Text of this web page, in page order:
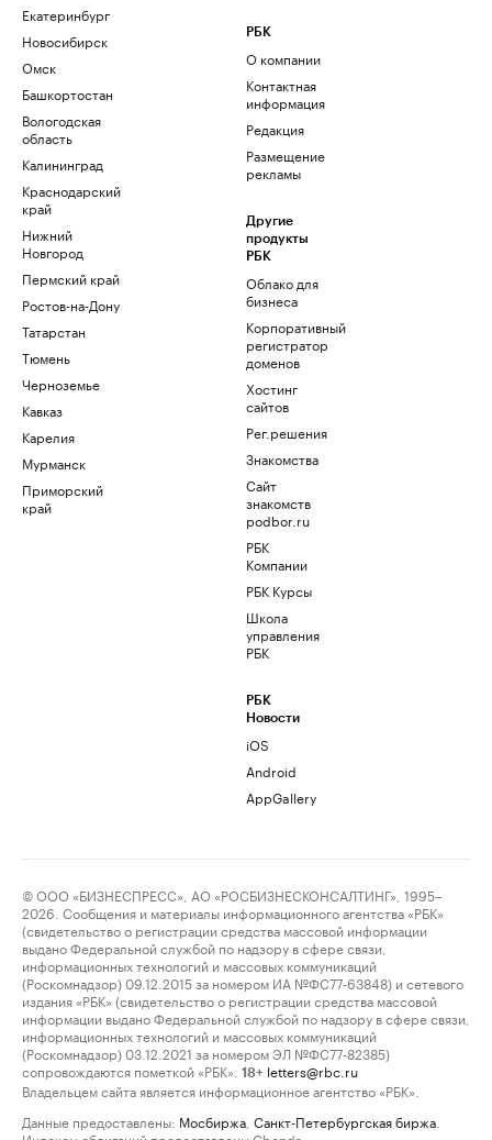
Екатеринбург
Новосибирск
Омск
Башкортостан
Вологодская
область
Калининград
Краснодарский
край
Нижний
Новгород
Пермский край
Ростов-на-Дону
Татарстан
Тюмень
Черноземье
Кавказ
Карелия
Мурманск
Приморский
край
РБК
О компании
Контактная
информация
Редакция
Размещение
рекламы
Другие
продукты
РБК
Облако для
бизнеса
Корпоративный
регистратор
доменов
Хостинг
сайтов
Рег.решения
Знакомства
Сайт
знакомств
podbor.ru
РБК
Компании
РБК Курсы
Школа
управления
РБК
РБК
Новости
iOS
Android
AppGallery
© ООО «БИЗНЕСПРЕСС», АО «РОСБИЗНЕСКОНСАЛТИНГ», 1995–
2026. Сообщения и материалы информационного агентства «РБК»
(свидетельство о регистрации средства массовой информации
выдано Федеральной службой по надзору в сфере связи,
информационных технологий и массовых коммуникаций
(Роскомнадзор) 09.12.2015 за номером ИА №ФС77-63848) и сетевого
издания «РБК» (свидетельство о регистрации средства массовой
информации выдано Федеральной службой по надзору в сфере связи,
информационных технологий и массовых коммуникаций
(Роскомнадзор) 03.12.2021 за номером ЭЛ №ФС77-82385)
сопровождаются пометкой «РБК».
18+ letters@rbc.ru
Владельцем сайта является информационное агентство «РБК».
Данные предоставлены: Мосбиржа Санкт-Петербургская биржа